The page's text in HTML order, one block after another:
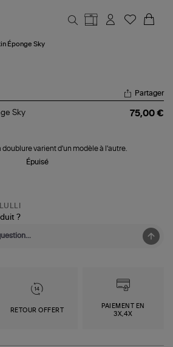
Éponge Sky
Partager
Sky
75,00 €
doublure varient d'un modèle à l'autre.
Épuisé
?
RETOUR OFFERT
PAIEMENT EN
3X,4X